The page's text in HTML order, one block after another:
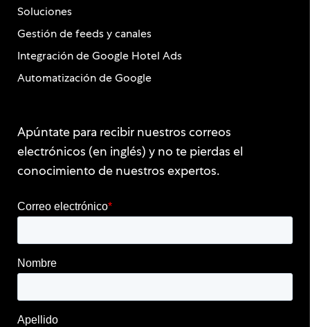
Soluciones
Gestión de feeds y canales
Integración de Google Hotel Ads
Automatización de Google
Apúntate para recibir nuestros correos
electrónicos (en inglés) y no te pierdas el
conocimiento de nuestros expertos.
Correo electrónico*
Nombre
Apellido